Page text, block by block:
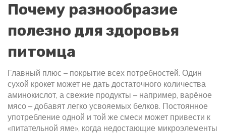
Почему разнообразие
полезно для здоровья
питомца
Главный плюс – покрытие всех потребностей. Один
сухой крокет может не дать достаточного количества
аминокислот, а свежие продукты – например, варёное
мясо – добавят легко усвояемых белков. Постоянное
употребление одной и той же смеси может привести к
«питательной яме», когда недостающие микроэлементы